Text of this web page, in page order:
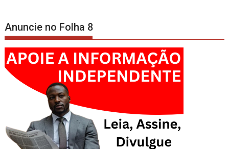
Anuncie no Folha 8